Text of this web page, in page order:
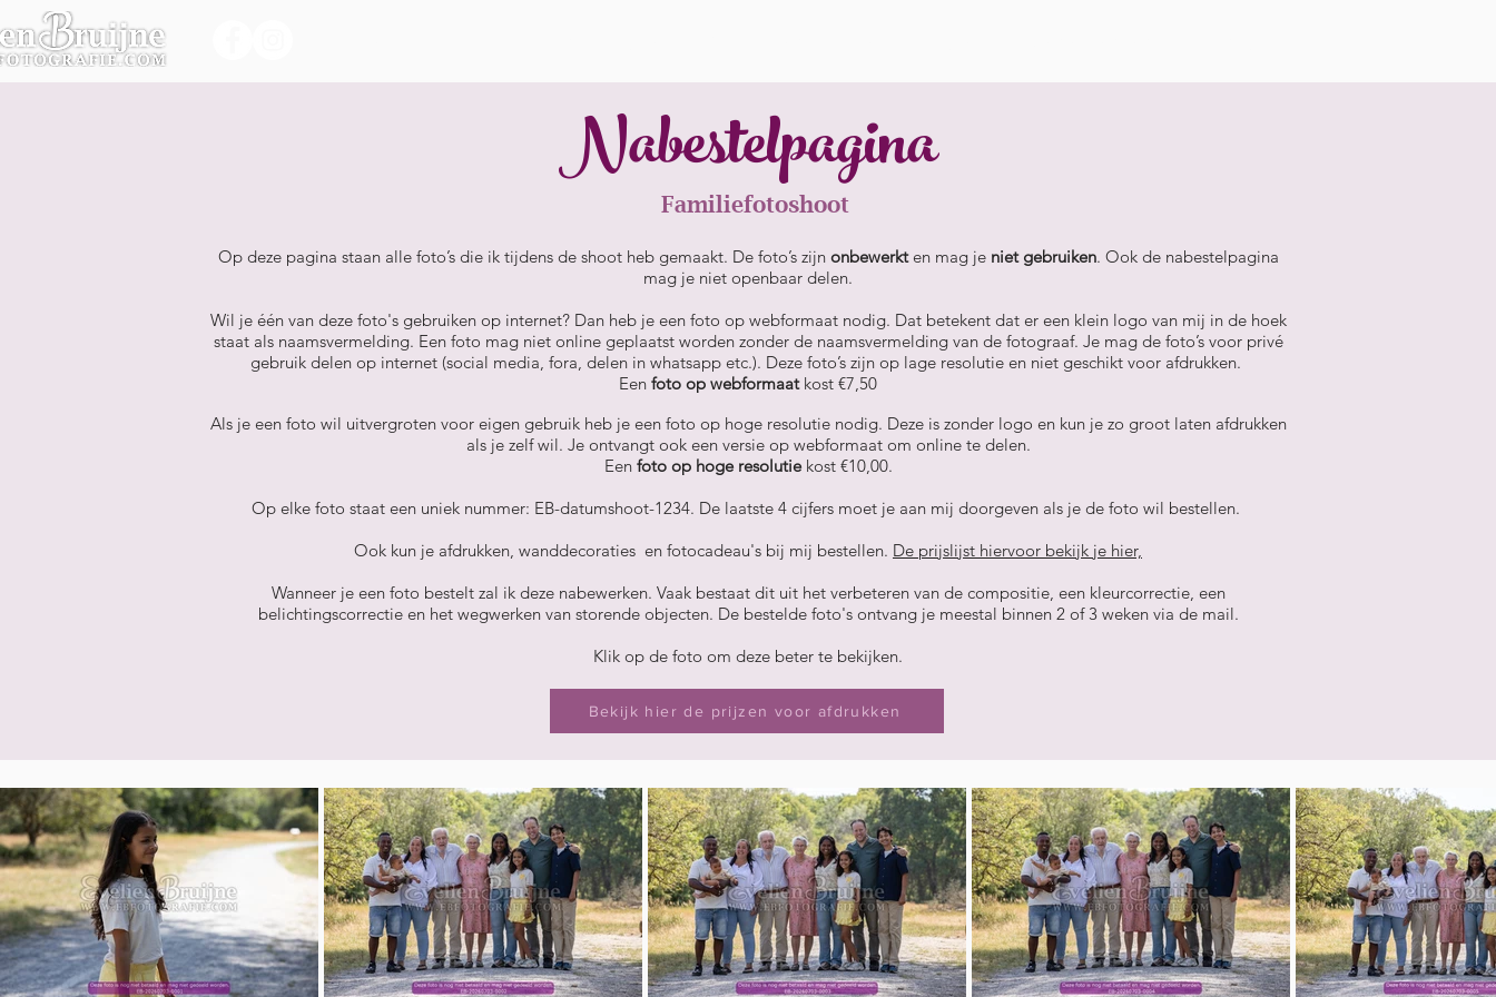
Nabestelpagina
Familiefotoshoot
Op deze pagina staan alle foto’s die ik tijdens de shoot heb gemaakt. De foto’s zijn onbewerkten mag je niet gebruiken. Ook de nabestelpagina
mag je niet openbaar delen.
Wil je één van deze foto's gebruiken op internet? Dan heb je een foto op webformaat nodig. Dat betekent dat er een klein logo van mij in de hoek
staat als naamsvermelding. Een foto mag niet online geplaatst worden zonder de naamsvermelding van de fotograaf. Je mag de foto’s voor privé
gebruik delen op internet (social media, fora, delen in whatsapp etc.). Deze foto’s zijn op lage resolutie en niet geschikt voor afdrukken.
Een foto op webformaatkost €7,50
Als je een foto wil uitvergroten voor eigen gebruik heb je een foto op hoge resolutie nodig. Deze is zonder logo en kun je zo groot laten afdrukken
als je zelf wil. Je ontvangt ook een versie op webformaat om online te delen.
Een foto op hoge resolutiekost €10,00.
Op elke foto staat een uniek nummer: EB-datumshoot-1234. De laatste 4 cijfers moet je aan mij doorgeven als je de foto wil bestellen.
Ook kun je afdrukken, wanddecoraties en fotocadeau's bij mij bestellen. De prijslijst hiervoor bekijk je hier,
Wanneer je een foto bestelt zal ik deze nabewerken. Vaak bestaat dit uit het verbeteren van de compositie, een kleurcorrectie, een
belichtingscorrectie en het wegwerken van storende objecten. De bestelde foto's ontvang je meestal binnen 2 of 3 weken via de mail.
Klik op de foto om deze beter te bekijken.
Bekijk hier de prijzen voor afdrukken